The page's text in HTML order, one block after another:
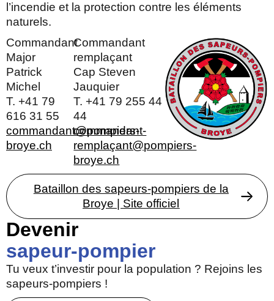
l’incendie et la protection contre les éléments
naturels.
Commandant
Major
Patrick
Michel
T. +41 79
616 31 55
commandant@pompiers-
broye.ch
Commandant
remplaçant
Cap Steven
Jauquier
T. +41 79 255 44
44
commandant-
remplaçant@pompiers-
broye.ch
Bataillon des sapeurs-pompiers de la
Broye | Site officiel
Devenir
sapeur-pompier
Tu veux t’investir pour la population ? Rejoins les
sapeurs-pompiers !